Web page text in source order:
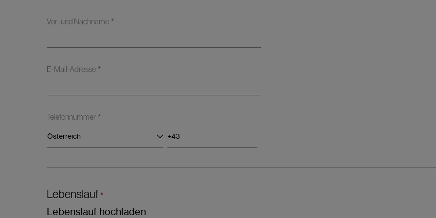
Vor- und Nachname *
E-Mail-Adresse *
Telefonnummer *
Österreich
Lebenslauf *
Lebenslauf hochladen